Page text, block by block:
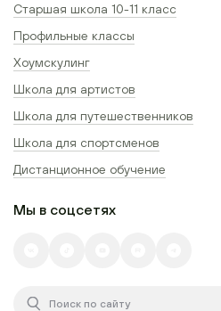
Старшая школа 10-11 класс
Профильные классы
Хоумскулинг
Школа для артистов
Школа для путешественников
Школа для спортсменов
Дистанционное обучение
Мы в соцсетях